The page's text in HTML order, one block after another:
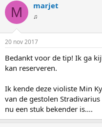
M marjet
♫
20 nov 2017
Bedankt voor de tip! Ik ga
kan reserveren.
Ik kende deze violiste Min
van de gestolen
nu een stuk bekender is....